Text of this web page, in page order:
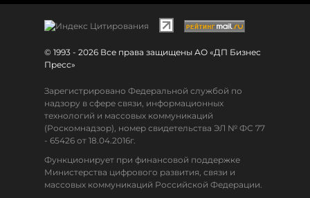
© 1993 - 2026 Все права защищены АО «ДП Бизнес
Пресс»
Зарегистрировано Федеральной службой по
надзору в сфере связи, информационных
технологий и массовых коммуникаций
(Роскомнадзор), номер свидетельства ЭЛ № ФС 77
- 65426 от 18.04.2016г.
Функционирует при финансовой поддержке
Министерства цифрового развития, связи и
массовых коммуникаций Российской Федерации.